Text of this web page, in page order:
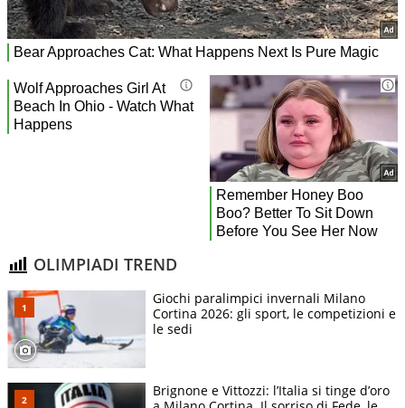
OLIMPIADI TREND
Giochi paralimpici invernali Milano
Cortina 2026: gli sport, le competizioni e
le sedi
Brignone e Vittozzi: l’Italia si tinge d’oro